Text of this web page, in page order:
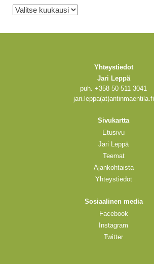
Arkistot
Yhteystiedot
Jari Leppä
puh. +358 50 511 3041
jari.leppa(at)antinmaentila.fi
Sivukartta
Etusivu
Jari Leppä
Teemat
Ajankohtaista
Yhteystiedot
Sosiaalinen media
Facebook
Instagram
Twitter